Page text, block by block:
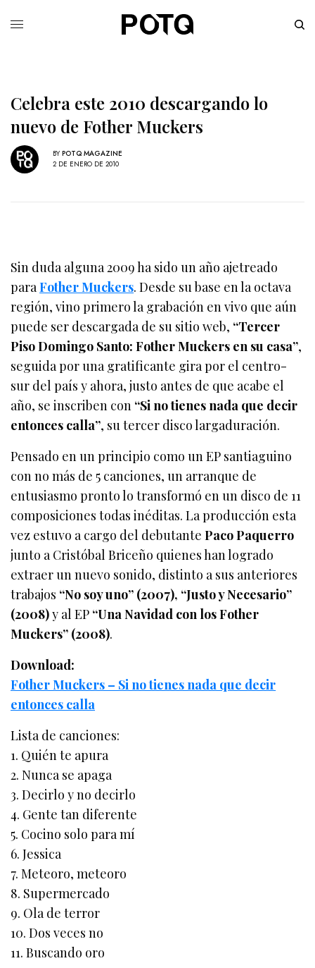
Celebra este 2010 descargando lo
nuevo de Fother Muckers
BY POTQ MAGAZINE
2 DE ENERO DE 2010
Sin duda alguna 2009 ha sido un año ajetreado
paraFother Muckers. Desde su base en la octava
región, vino primero la grabación en vivo que aún
puede ser descargada de su sitio web, “Tercer
Piso Domingo Santo: Fother Muckers en su casa”,
seguida por una gratificante gira por el centro-
sur del país y ahora, justo antes de que acabe el
año, se inscriben con “Si no tienes nada que decir
entonces calla”, su tercer disco largaduración.
Pensado en un principio como un EP santiaguino
con no más de 5 canciones, un arranque de
entusiasmo pronto lo transformó en un disco de 11
composiciones todas inéditas. La producción esta
vez estuvo a cargo del debutantePaco Paquerro
junto a Cristóbal Briceño quienes han logrado
extraer un nuevo sonido, distinto a sus anteriores
trabajos “No soy uno” (2007), “Justo y Necesario”
(2008)y al EP “Una Navidad con los Fother
Muckers” (2008).
Download:
Fother Muckers – Si no tienes nada que decir
entonces calla
Lista de canciones:
1. Quién te apura
2. Nunca se apaga
3. Decirlo y no decirlo
4. Gente tan diferente
5. Cocino solo para mí
6. Jessica
7. Meteoro, meteoro
8. Supermercado
9. Ola de terror
10. Dos veces no
11. Buscando oro